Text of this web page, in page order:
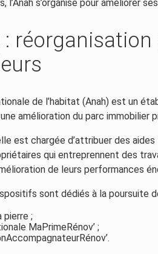
l’Anah s’organise pour améliorer
:
de l’habitat (Anah) est un
amélioration du parc immobilier
est chargée d’attribuer des
qui entreprennent des
de leurs performances
sont dédiés à la poursuite
pierre ;
MaPrimeRénov’ ;